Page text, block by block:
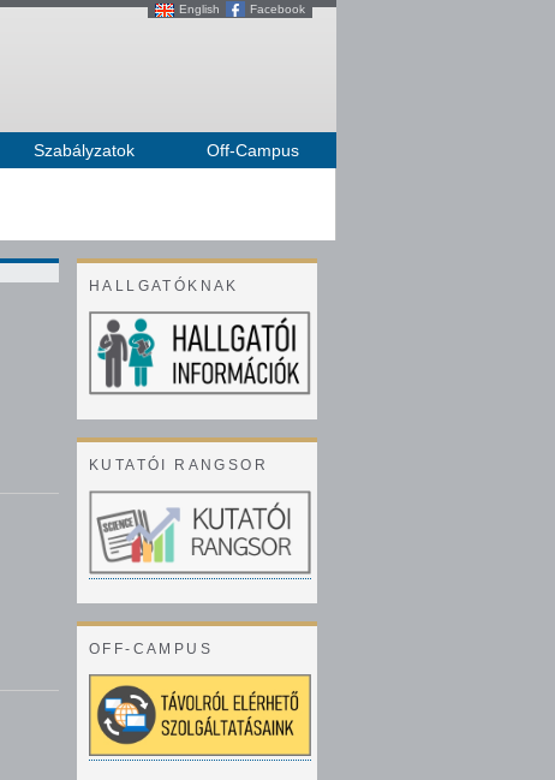
Skip to main content
English Facebook
Szabályzatok Off-Campus
HALLGATÓKNAK
KUTATÓI RANGSOR
OFF-CAMPUS